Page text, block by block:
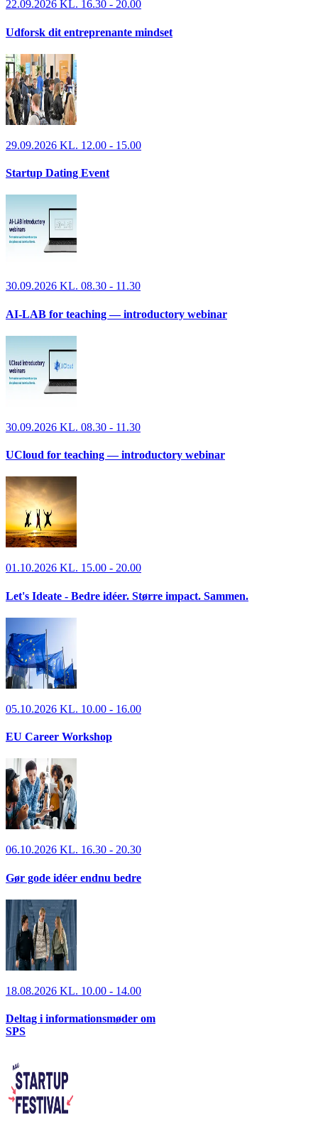
22.09.2026 KL. 16.30 - 20.00
Udforsk dit entreprenante mindset
29.09.2026 KL. 12.00 - 15.00
Startup Dating Event
30.09.2026 KL. 08.30 - 11.30
AI-LAB for teaching — introductory webinar
30.09.2026 KL. 08.30 - 11.30
UCloud for teaching — introductory webinar
01.10.2026 KL. 15.00 - 20.00
Let's Ideate - Bedre idéer. Større impact. Sammen.
05.10.2026 KL. 10.00 - 16.00
EU Career Workshop
06.10.2026 KL. 16.30 - 20.30
Gør gode idéer endnu bedre
18.08.2026 KL. 10.00 - 14.00
Deltag i informationsmøder om
SPS